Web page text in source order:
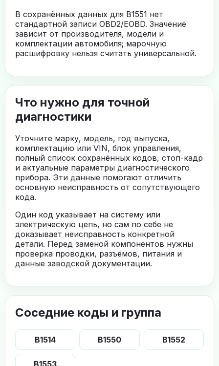
В сохранённых данных для B1551 нет
стандартной записи OBD2/EOBD. Значение
зависит от производителя, модели и
комплектации автомобиля; марочную
расшифровку нельзя считать универсальной.
Что нужно для точной
диагностики
Уточните марку, модель, год выпуска,
комплектацию или VIN, блок управления,
полный список сохранённых кодов, стоп-кадр
и актуальные параметры диагностического
прибора. Эти данные помогают отличить
основную неисправность от сопутствующего
кода.
Один код указывает на систему или
электрическую цепь, но сам по себе не
доказывает неисправность конкретной
детали. Перед заменой компонентов нужны
проверка проводки, разъёмов, питания и
данные заводской документации.
Соседние коды и группа
B1514 B1550 B1552
B1553